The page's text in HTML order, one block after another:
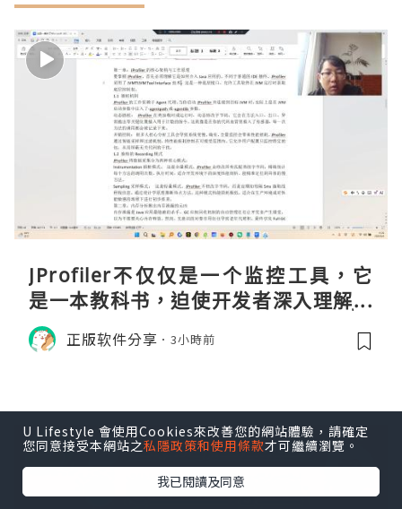
JProfiler不仅仅是一个监控工具，它
是一本教科书，迫使开发者深入理解JV
M的内存模型、垃圾回收机制和并发原
理。通过直观的可视化数据，它将抽象
正版软件分享 3小時前
U Lifestyle 會使用Cookies來改善您的網站體驗，請確定
您同意接受本網站之私隱政策和使用條款才可繼續瀏覽。
我已閱讀及同意